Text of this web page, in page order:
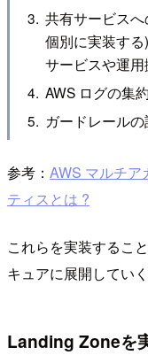
共有サービス
個別に実装す
サービスや運
AWS ログの集
ガードレールの
参考： AWS マルチア
ティスとは ?
これらを実装するこ
キュアに展開してい
Landing Zoneを